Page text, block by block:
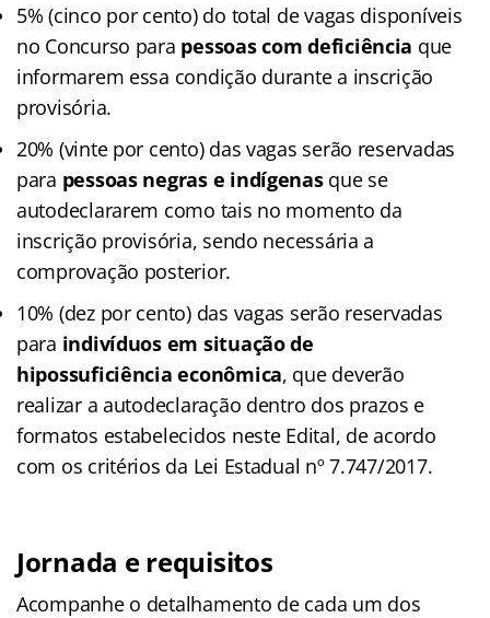
5% (cinco por cento) do total de vagas disponíveis
no Concurso para pessoas com deficiência que
informarem essa condição durante a inscrição
provisória.
20% (vinte por cento) das vagas serão reservadas
para pessoas negras e indígenas que se
autodeclararem como tais no momento da
inscrição provisória, sendo necessária a
comprovação posterior.
10% (dez por cento) das vagas serão reservadas
para indivíduos em situação de
hipossuficiência econômica, que deverão
realizar a autodeclaração dentro dos prazos e
formatos estabelecidos neste Edital, de acordo
com os critérios da Lei Estadual nº 7.747/2017.
Jornada e requisitos
Acompanhe o detalhamento de cada um dos